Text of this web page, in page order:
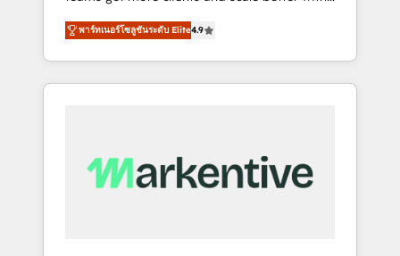
AEO with tailored AI services. 🧩Integrations:
Extend HubSpot with custom integrations,
hosting, & maintenance. As HubSpot’s only
Elite Partner with all 8 Accreditations and a 3×
our HubSpot Consulting & 'Done For You'
Services. 🚀 Who We Work With 🚀 We help
lean, growing companies: - Win more
business - Reduce no-shows - Improve lead
client's are too busy to learn the ins-and-outs
of HubSpot. We give you a Personal
พาร์ทเนอร์โซลูชันระดับ Elite4.9